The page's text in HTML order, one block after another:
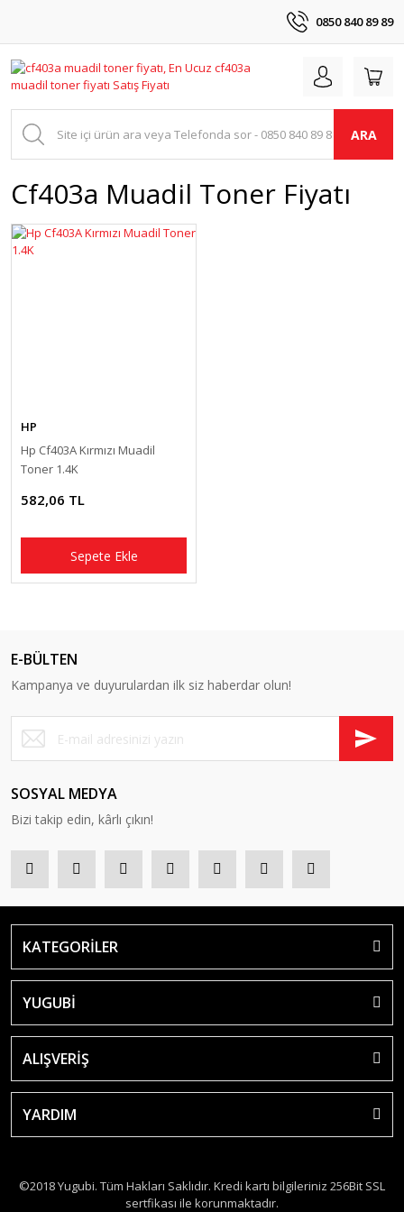
0850 840 89 89
ARA
Cf403a Muadil Toner Fiyatı
HP
Hp Cf403A Kırmızı Muadil
Toner 1.4K
582,06 TL
Sepete Ekle
E-BÜLTEN
Kampanya ve duyurulardan ilk siz haberdar olun!
SOSYAL MEDYA
Bizi takip edin, kârlı çıkın!
KATEGORİLER
YUGUBİ
ALIŞVERİŞ
YARDIM
©2018 Yugubi. Tüm Hakları Saklıdır. Kredi kartı bilgileriniz 256Bit SSL
sertfikası ile korunmaktadır.